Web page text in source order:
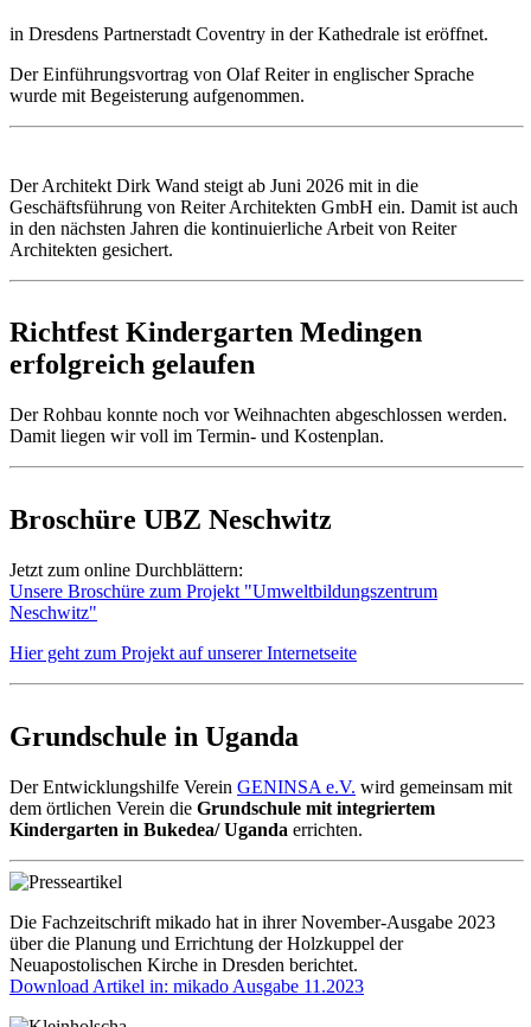
in Dresdens Partnerstadt Coventry in der Kathedrale ist eröffnet.
Der Einführungsvortrag von Olaf Reiter in englischer Sprache
wurde mit Begeisterung aufgenommen.
Der Architekt Dirk Wand steigt ab Juni 2026 mit in die
Geschäftsführung von Reiter Architekten GmbH ein. Damit ist auch
in den nächsten Jahren die kontinuierliche Arbeit von Reiter
Architekten gesichert.
Richtfest Kindergarten Medingen
erfolgreich gelaufen
Der Rohbau konnte noch vor Weihnachten abgeschlossen werden.
Damit liegen wir voll im Termin- und Kostenplan.
Broschüre UBZ Neschwitz
Jetzt zum online Durchblättern:
Unsere Broschüre zum Projekt "Umweltbildungszentrum
Neschwitz"
Hier geht zum Projekt auf unserer Internetseite
Grundschule in Uganda
Der Entwicklungshilfe Verein GENINSA e.V. wird gemeinsam mit
dem örtlichen Verein die Grundschule mit integriertem
Kindergarten in Bukedea/ Uganda errichten.
Die Fachzeitschrift mikado hat in ihrer November-Ausgabe 2023
über die Planung und Errichtung der Holzkuppel der
Neuapostolischen Kirche in Dresden berichtet.
Download Artikel in: mikado Ausgabe 11.2023